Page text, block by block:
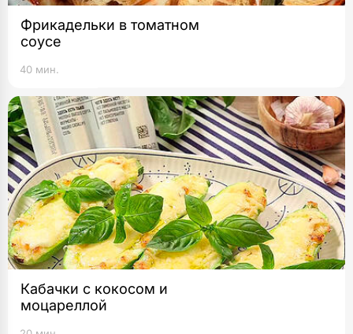
Фрикадельки в томатном
соусе
40 мин.
Кабачки с кокосом и
моцареллой